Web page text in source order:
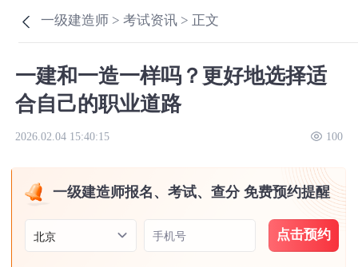
一级建造师 >考试资讯 > 正文
一建和一造一样吗？更好地选择适
合自己的职业道路
2026.02.04 15:40:15 100
一级建造师报名、考试、查分 免费预约提醒
北京 手机号 点击预约